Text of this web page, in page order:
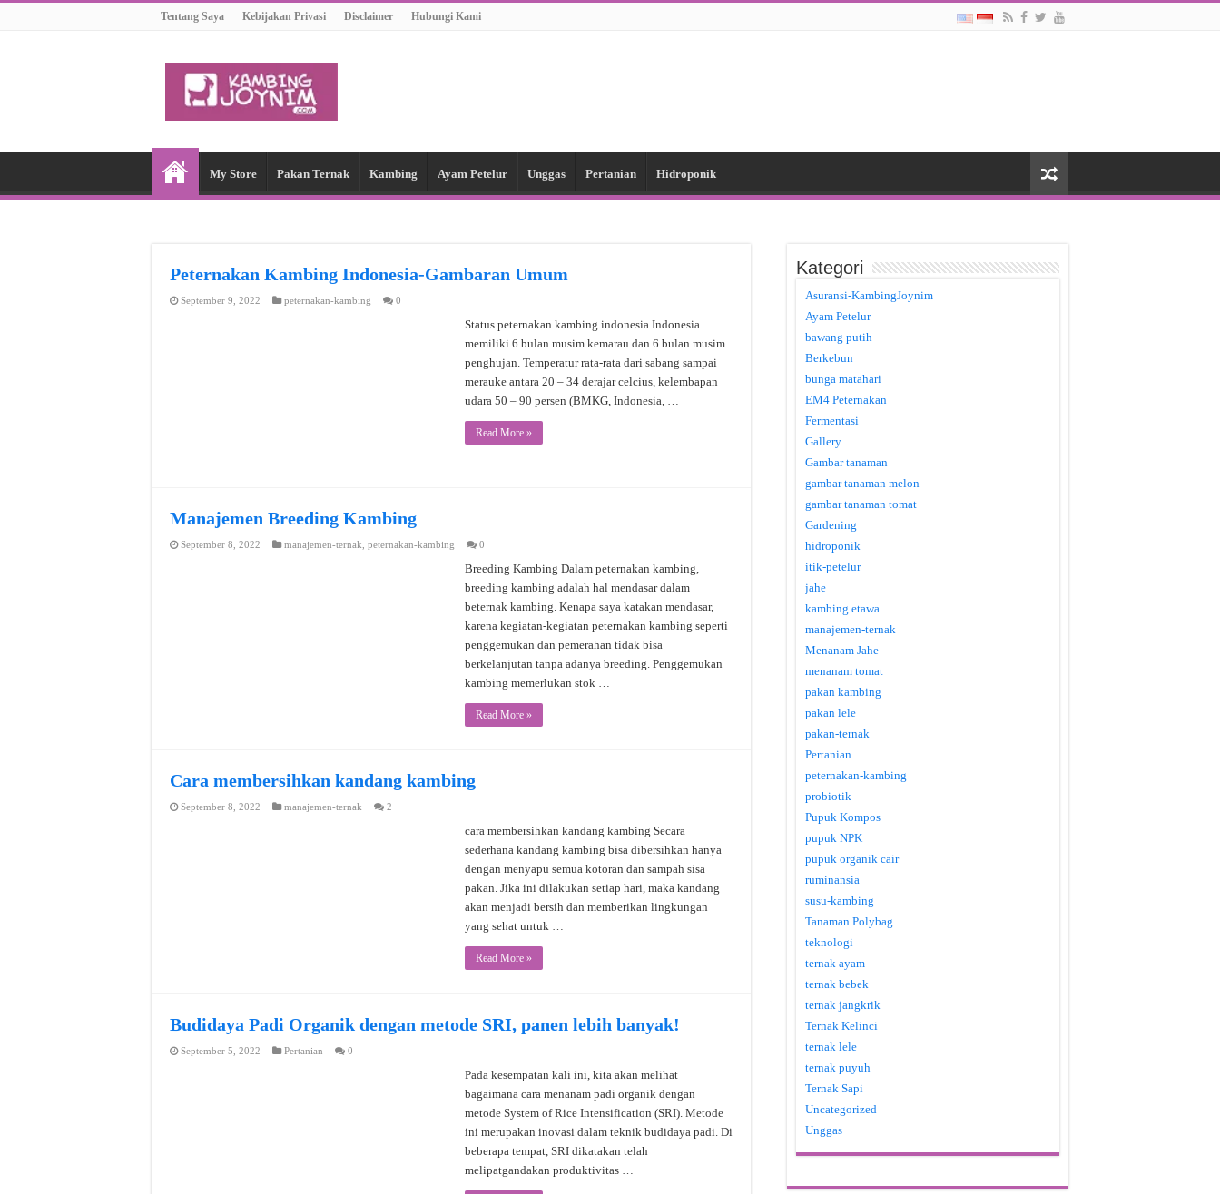
Tentang Saya Kebijakan Privasi Disclaimer Hubungi Kami
My Store Pakan Ternak Kambing Ayam Petelur Unggas Pertanian Hidroponik
Peternakan Kambing Indonesia-Gambaran Umum
September 9, 2022 peternakan-kambing 0
Status peternakan kambing indonesia Indonesia
memiliki 6 bulan musim kemarau dan 6 bulan musim
penghujan. Temperatur rata-rata dari sabang sampai
merauke antara 20 – 34 derajar celcius, kelembapan
udara 50 – 90 persen (BMKG, Indonesia, …
Read More »
Manajemen Breeding Kambing
September 8, 2022 manajemen-ternak peternakan-kambing 0
Breeding Kambing Dalam peternakan kambing,
breeding kambing adalah hal mendasar dalam
beternak kambing. Kenapa saya katakan mendasar,
karena kegiatan-kegiatan peternakan kambing seperti
penggemukan dan pemerahan tidak bisa
berkelanjutan tanpa adanya breeding. Penggemukan
kambing memerlukan stok …
Read More »
Cara membersihkan kandang kambing
September 8, 2022 manajemen-ternak 2
cara membersihkan kandang kambing Secara
sederhana kandang kambing bisa dibersihkan hanya
dengan menyapu semua kotoran dan sampah sisa
pakan. Jika ini dilakukan setiap hari, maka kandang
akan menjadi bersih dan memberikan lingkungan
yang sehat untuk …
Read More »
Budidaya Padi Organik dengan metode SRI, panen lebih banyak!
September 5, 2022 Pertanian 0
Pada kesempatan kali ini, kita akan melihat
bagaimana cara menanam padi organik dengan
metode System of Rice Intensification (SRI). Metode
ini merupakan inovasi dalam teknik budidaya padi. Di
beberapa tempat, SRI dikatakan telah
melipatgandakan produktivitas …
Kategori
Asuransi-KambingJoynim
Ayam Petelur
bawang putih
Berkebun
bunga matahari
EM4 Peternakan
Fermentasi
Gallery
Gambar tanaman
gambar tanaman melon
gambar tanaman tomat
Gardening
hidroponik
itik-petelur
jahe
kambing etawa
manajemen-ternak
Menanam Jahe
menanam tomat
pakan kambing
pakan lele
pakan-ternak
Pertanian
peternakan-kambing
probiotik
Pupuk Kompos
pupuk NPK
pupuk organik cair
ruminansia
susu-kambing
Tanaman Polybag
teknologi
ternak ayam
ternak bebek
ternak jangkrik
Ternak Kelinci
ternak lele
ternak puyuh
Ternak Sapi
Uncategorized
Unggas